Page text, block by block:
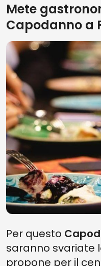
Mete
Capodanno a
Per questo
saranno svariate
propone per il